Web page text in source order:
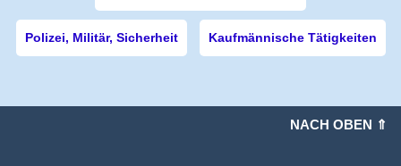
Polizei, Militär, Sicherheit Kaufmännische Tätigkeiten
NACH OBEN ⇑